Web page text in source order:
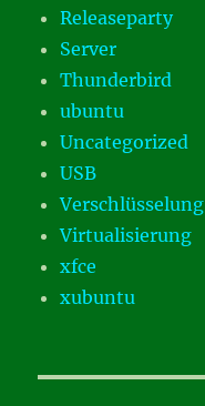
Releaseparty
Server
Thunderbird
ubuntu
Uncategorized
USB
Verschlüsselung
Virtualisierung
xfce
xubuntu